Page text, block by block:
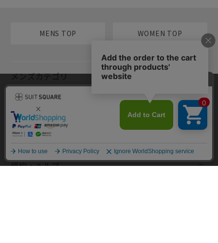
MENS TOP WOMEN TOP
メンズカテゴリ
レディースカテゴリ
コンテンツ
規約・ヘルプ
当サイトでは利用体験の向上およびコンテンツの最適な提供、トラフィ
ックの分析を目的としてCookieを使用しています。サイトの閲覧を継続
された場合、Cookieの利用に同意したものといたします。詳細について
はプライバシーポリシー をご確認ください。
同意して閉じる